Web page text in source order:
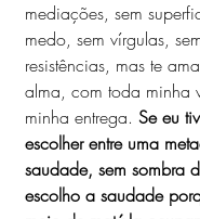
mediações, sem
medo, sem vírgulas,
resistências, mas te
alma, com toda minha
minha entrega. Se eu
escolher entre uma
saudade, sem sombra
escolho a saudade